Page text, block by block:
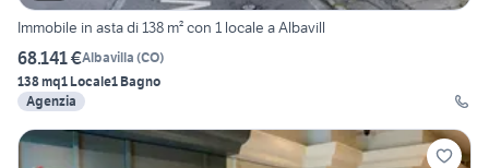
Immobile in asta di 138 m² con 1 locale a Albavill
68.141 €Albavilla (CO)
138 mq1 Locale1 Bagno
Agenzia